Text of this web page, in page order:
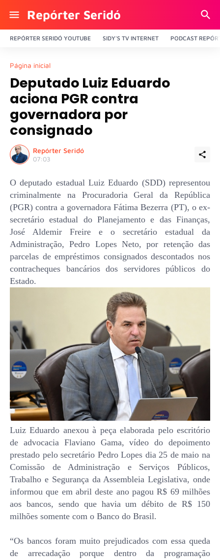
Repórter Seridó
REPÓRTER SERIDÓ YOUTUBE SIDY'S TV INTERNET PODCAST
Página inicial
Deputado Luiz Eduardo
aciona PGR contra
governadora por
consignado
Repórter Seridó
07:03
O deputado estadual Luiz Eduardo (SDD) representou
criminalmente na Procuradoria Geral da República
(PGR) contra a governadora Fátima Bezerra (PT), o ex-
secretário estadual do Planejamento e das Finanças,
José Aldemir Freire e o secretário estadual da
Administração, Pedro Lopes Neto, por retenção das
parcelas de empréstimos consignados descontados nos
contracheques bancários dos servidores públicos do
Estado.
Luiz Eduardo anexou à peça elaborada pelo escritório
de advocacia Flaviano Gama, vídeo do depoimento
prestado pelo secretário Pedro Lopes dia 25 de maio na
Comissão de Administração e Serviços Públicos,
Trabalho e Segurança da Assembleia Legislativa, onde
informou que em abril deste ano pagou R$ 69 milhões
aos bancos, sendo que havia um débito de R$ 150
milhões somente com o Banco do Brasil.
“Os bancos foram muito prejudicados com essa queda
de arrecadação porque dentro da programação